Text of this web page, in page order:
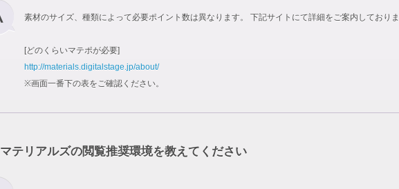
素材のサイズ、種類によって必要ポイント数は異なります。 下記サイトにて詳細をご案内しており
[どのくらいマテポが必要]
http://materials.digitalstage.jp/about/
※画面一番下の表をご確認ください。
マテリアルズの閲覧推奨環境を教えてください